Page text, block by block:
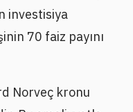
investisiya
70 faiz payını
Norveç kronu